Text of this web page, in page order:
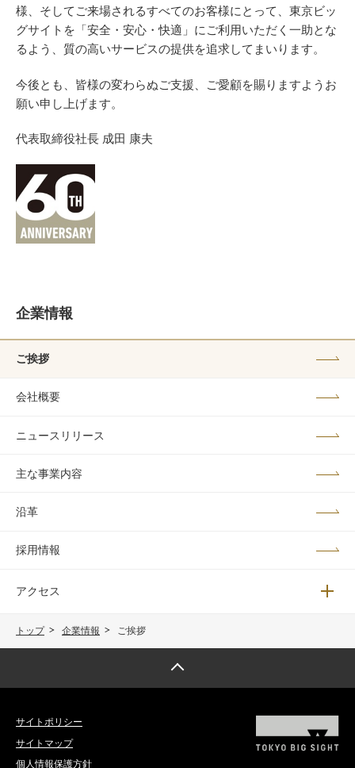
様、そしてご来場されるすべてのお客様にとって、東京ビッ
グサイトを「安全・安心・快適」にご利用いただく一助とな
るよう、質の高いサービスの提供を追求してまいります。
今後とも、皆様の変わらぬご支援、ご愛顧を賜りますようお
願い申し上げます。
代表取締役社長 成田 康夫
企業情報
ご挨拶
会社概要
ニュースリリース
主な事業内容
沿革
採用情報
アクセス メニュ
トップ 企業情報 ご挨拶
サイトポリシー
サイトマップ
個人情報保護方針